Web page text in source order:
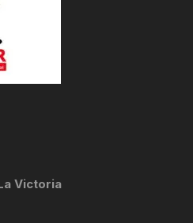
Victoria